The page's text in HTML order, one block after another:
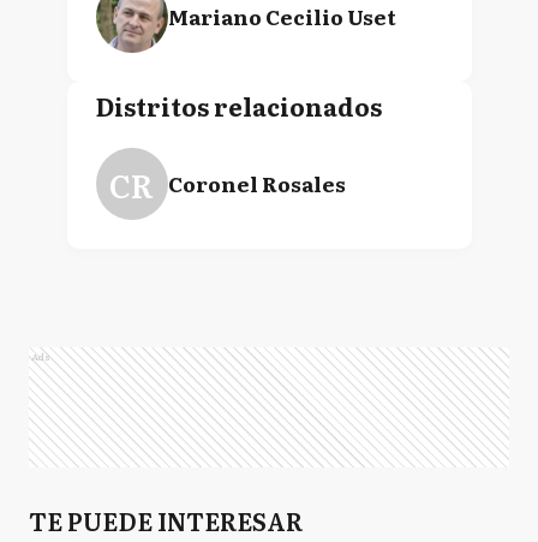
Mariano Cecilio Uset
Distritos relacionados
CR Coronel Rosales
Ads
TE PUEDE INTERESAR